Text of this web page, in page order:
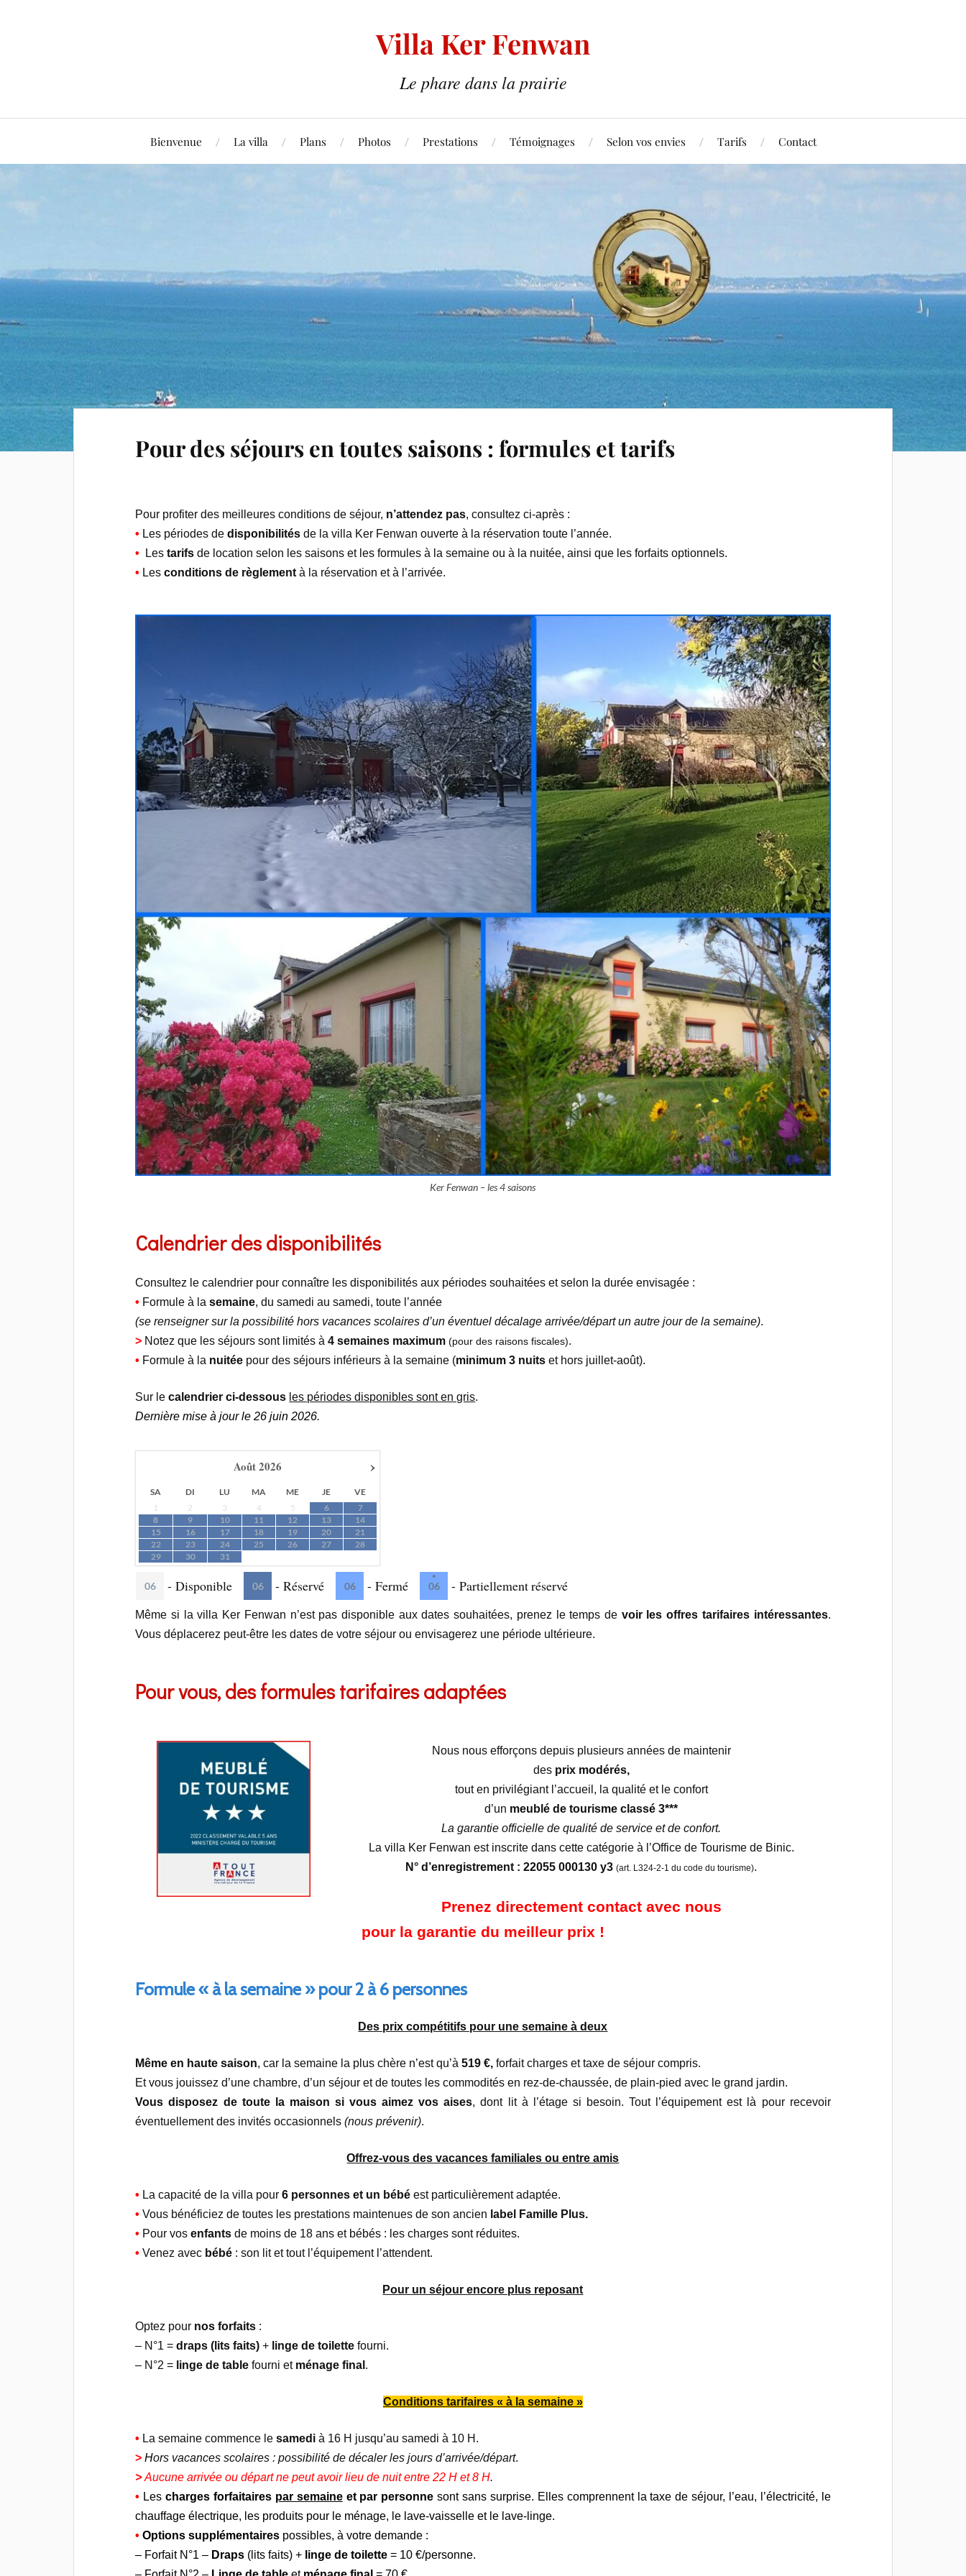
Villa Ker Fenwan
Le phare dans la prairie
Bienvenue La villa Plans Photos Prestations Témoignages Selon vos envies Tarifs Contact
Pour des séjours en toutes saisons : formules et tarifs
Pour profiter des meilleures conditions de séjour, n’attendez pas, consultez ci-après :
• Les périodes dedisponibilités de la villa Ker Fenwan ouverte à la réservation toute l’année.
•
Lestarifs de location selon les saisons et les formules à la semaine ou à la nuitée, ainsi que les forfaits optionnels.
• Lesconditions de règlement à la réservation et à l’arrivée.
Ker Fenwan – les 4 saisons
Calendrier des disponibilités
Consultez le calendrier pour connaître les disponibilités aux périodes souhaitées et selon la durée envisagée :
• Formule à lasemaine, du samedi au samedi, toute l’année
(se renseigner sur la possibilité hors vacances scolaires d’un éventuel décalage arrivée/départ un autre jour de la semaine).
> Notez que les séjours sont limités à4 semaines maximum (pour des raisons fiscales).
• Formule à la nuitée pour des séjours inférieurs à la semaine (minimum 3 nuits et hors juillet-août).
Sur lecalendrier ci-dessous les périodes disponibles sont en gris.
Dernière mise à jour le 26 juin 2026.
›
Août2026
SA DI LU MA ME JE
VE
1
2 3 4 5 6
7
8
9 10 11 12 13
14
15
16 17 18 19 20
21
22
23 24 25 26 27
28
29
30 31
06 - Disponible 06 - Réservé 06 - Fermé
·
06 - Partiellement réservé
Même si la villa Ker Fenwan n’est pas disponible aux dates souhaitées, prenez le temps de voir les offres tarifaires intéressantes.
Vous déplacerez peut-être les dates de votre séjour ou envisagerez une période ultérieure.
Pour vous, des formules tarifaires adaptées
Nous nous efforçons depuis plusieurs années de maintenir
des prix modérés,
tout en privilégiant l’accueil, la qualité et le confort
d’un meublé de tourisme classé 3***
La garantie officielle de qualité de service et de confort.
La villa Ker Fenwan est inscrite dans cette catégorie à l’Office de Tourisme de Binic.
N° d’enregistrement : 22055 000130 y3 (art. L324-2-1 du code du tourisme).
Prenez directement contact avec nous
pour la garantie du meilleur prix !
Formule « à la semaine » pour 2 à 6 personnes
Des prix compétitifs pour une semaine à deux
Même en haute saison, car la semaine la plus chère n’est qu’à519 €, forfait charges et taxe de séjour compris.
Et vous jouissez d’une chambre, d’un séjour et de toutes les commodités en rez-de-chaussée, de plain-pied avec le grand jardin.
Vous disposez de toute la maison si vous aimez vos aises, dont lit à l’étage si besoin. Tout l’équipement est là pour recevoir
éventuellement des invités occasionnels(nous prévenir).
Offrez-vous des vacances familiales ou entre amis
• La capacité de la villa pour6 personnes et un bébé est particulièrement adaptée.
•Vous bénéficiez de toutes les prestations maintenues de son ancien label Famille Plus.
• Pour vosenfants de moins de 18 ans et bébés : les charges sont réduites.
•Venez avec bébé : son lit et tout l’équipement l’attendent.
Pour un séjour encore plus reposant
Optez pour nos forfaits :
– N°1 =draps (lits faits) + linge de toilette fourni.
– N°2 = linge de table fourni et ménage final .
Conditions tarifaires « à la semaine »
• La semaine commence lesamedi à 16 H jusqu’au samedi à 10 H.
>Hors vacances scolaires : possibilité de décaler les jours d’arrivée/départ.
>Aucune arrivée ou départ ne peut avoir lieu de nuit entre 22 H et 8 H.
• Lescharges forfaitaires par semaineet par personne sont sans surprise. Elles comprennent la taxe de séjour, l’eau, l’électricité, le
chauffage électrique, les produits pour le ménage, le lave-vaisselle et le lave-linge.
•Options supplémentaires possibles, à votre demande :
– Forfait N°1 – Draps (lits faits) + linge de toilette = 10 €/personne.